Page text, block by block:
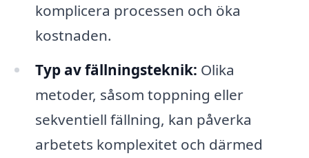
komplicera processen och öka
kostnaden.
Typ av fällningsteknik: Olika
metoder, såsom toppning eller
sekventiell fällning, kan påverka
arbetets komplexitet och därmed